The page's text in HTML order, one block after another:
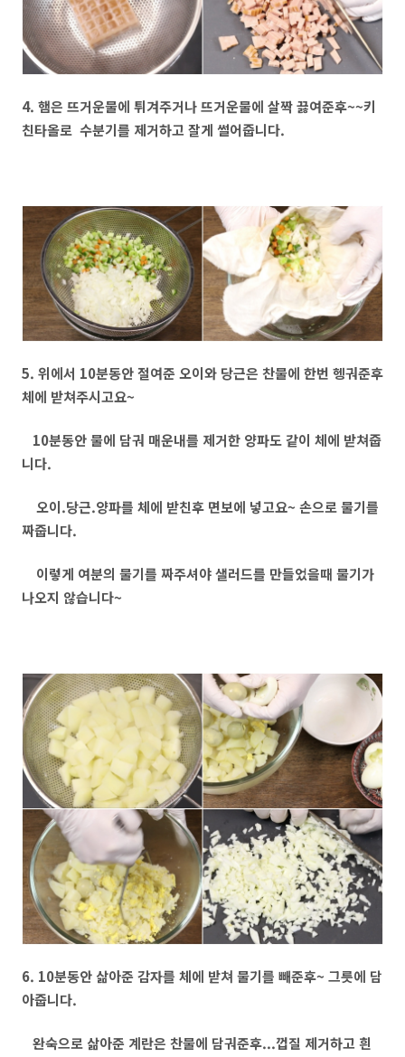
4. 햄은 뜨거운물에 튀겨주거나 뜨거운물에 살짝 끓여준후~~키
친타올로 수분기를 제거하고 잘게 썰어줍니다.
5. 위에서 10분동안 절여준 오이와 당근은 찬물에 한번 헹궈준후
체에 받쳐주시고요~
10분동안 물에 담궈 매운내를 제거한 양파도 같이 체에 받쳐줍
니다.
오이.당근.양파를 체에 받친후 면보에 넣고요~ 손으로 물기를
짜줍니다.
이렇게 여분의 물기를 짜주셔야 샐러드를 만들었을때 물기가
나오지 않습니다~
6. 10분동안 삶아준 감자를 체에 받쳐 물기를 빼준후~ 그릇에 담
아줍니다.
완숙으로 삶아준 계란은 찬물에 담궈준후...껍질 제거하고 흰